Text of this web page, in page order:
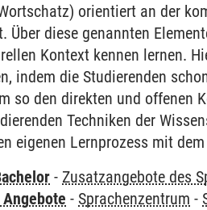
orientiert an der
Über diese genannten
Kontext kennen lernen.
indem die Studierenden
so den direkten und offenen
Techniken der
eigenen Lernprozess mit
- Zusatzangebote des
- Sprachenzentrum -